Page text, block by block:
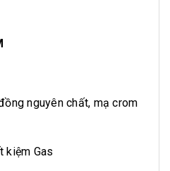
nguyên chất, mạ crom
kiệm Gas